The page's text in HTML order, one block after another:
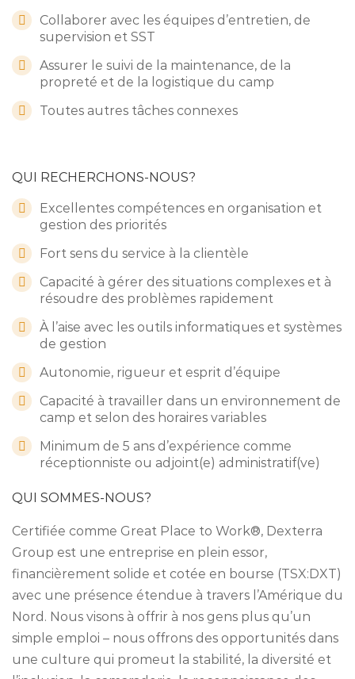
Collaborer avec les équipes d’entretien, de
supervision et SST
Assurer le suivi de la maintenance, de la
propreté et de la logistique du camp
Toutes autres tâches connexes
QUI RECHERCHONS-NOUS?
Excellentes compétences en organisation et
gestion des priorités
Fort sens du service à la clientèle
Capacité à gérer des situations complexes et à
résoudre des problèmes rapidement
À l’aise avec les outils informatiques et systèmes
de gestion
Autonomie, rigueur et esprit d’équipe
Capacité à travailler dans un environnement de
camp et selon des horaires variables
Minimum de 5 ans d’expérience comme
réceptionniste ou adjoint(e) administratif(ve)
QUI SOMMES-NOUS?
Certifiée comme Great Place to Work®, Dexterra
Group est une entreprise en plein essor,
financièrement solide et cotée en bourse (TSX:DXT)
avec une présence étendue à travers l’Amérique du
Nord. Nous visons à offrir à nos gens plus qu’un
simple emploi – nous offrons des opportunités dans
une culture qui promeut la stabilité, la diversité et